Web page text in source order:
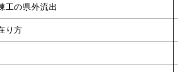
工の県外流出
り方